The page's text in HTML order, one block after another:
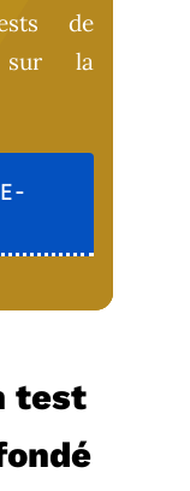
de
sur la
test